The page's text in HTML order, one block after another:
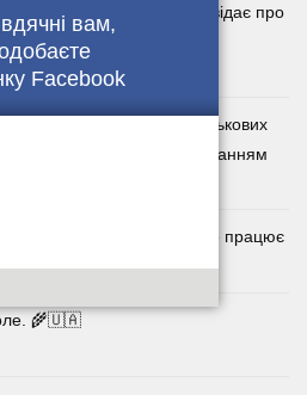
вам,
Facebook
роти 47-ї ОМБр. Розповідає про
із СЗЧ.
за погрози сім’ям військових
із дворічним випробуванням
із СЗЧ через Армія+: як це працює
🌾🇺🇦